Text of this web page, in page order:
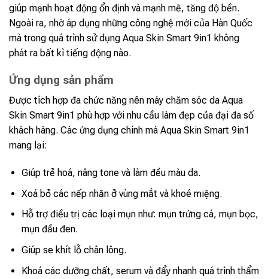
giúp mạnh hoạt động ổn định và mạnh mẽ, tăng độ bền.
Ngoài ra, nhờ áp dụng những công nghệ mới của Hàn Quốc
mà trong quá trình sử dụng Aqua Skin Smart 9in1 không
phát ra bất kì tiếng động nào.
Ứng dụng sản phẩm
Được tích hợp đa chức năng nên máy chăm sóc da Aqua
Skin Smart 9in1 phù hợp với nhu cầu làm đẹp của đại đa số
khách hàng. Các ứng dụng chính mà Aqua Skin Smart 9in1
mang lại:
Giúp trẻ hoá, nâng tone và làm đều màu da.
Xoá bỏ các nếp nhăn ở vùng mắt và khoé miệng.
Hỗ trợ điều trị các loại mụn như: mụn trứng cá, mụn bọc,
mụn đầu đen.
Giúp se khít lỗ chân lông.
Khoá các dưỡng chất, serum và đẩy nhanh quá trình thẩm